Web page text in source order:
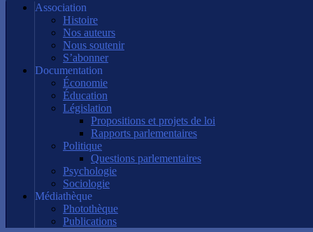
Association
Histoire
Nos auteurs
Nous soutenir
S’abonner
Documentation
Économie
Éducation
Législation
Propositions et projets de loi
Rapports parlementaires
Politique
Questions parlementaires
Psychologie
Sociologie
Médiathèque
Photothèque
Publications